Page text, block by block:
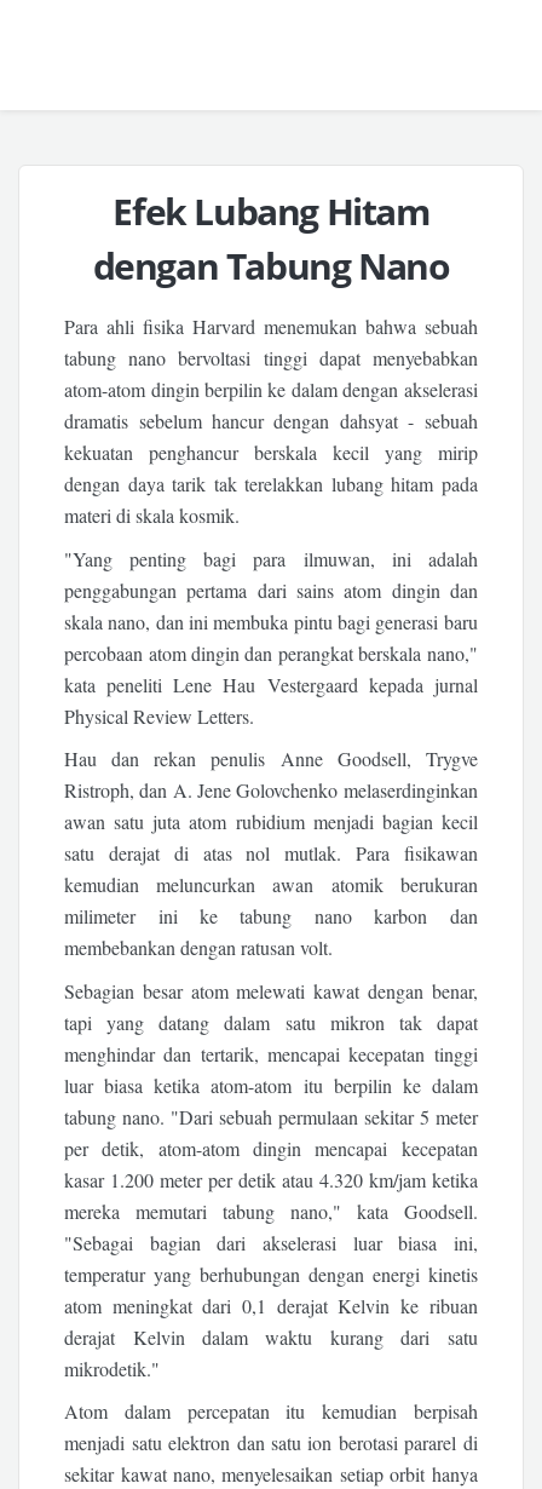
Efek Lubang Hitam
dengan Tabung Nano
Para ahli fisika Harvard menemukan bahwa sebuah
tabung nano bervoltasi tinggi dapat menyebabkan
atom-atom dingin berpilin ke dalam dengan akselerasi
dramatis sebelum hancur dengan dahsyat - sebuah
kekuatan penghancur berskala kecil yang mirip
dengan daya tarik tak terelakkan lubang hitam pada
materi di skala kosmik.
"Yang penting bagi para ilmuwan, ini adalah
penggabungan pertama dari sains atom dingin dan
skala nano, dan ini membuka pintu bagi generasi baru
percobaan atom dingin dan perangkat berskala nano,"
kata peneliti Lene Hau Vestergaard kepada jurnal
Physical Review Letters.
Hau dan rekan penulis Anne Goodsell, Trygve
Ristroph, dan A. Jene Golovchenko melaserdinginkan
awan satu juta atom rubidium menjadi bagian kecil
satu derajat di atas nol mutlak. Para fisikawan
kemudian meluncurkan awan atomik berukuran
milimeter ini ke tabung nano karbon dan
membebankan dengan ratusan volt.
Sebagian besar atom melewati kawat dengan benar,
tapi yang datang dalam satu mikron tak dapat
menghindar dan tertarik, mencapai kecepatan tinggi
luar biasa ketika atom-atom itu berpilin ke dalam
tabung nano. "Dari sebuah permulaan sekitar 5 meter
per detik, atom-atom dingin mencapai kecepatan
kasar 1.200 meter per detik atau 4.320 km/jam ketika
mereka memutari tabung nano," kata Goodsell.
"Sebagai bagian dari akselerasi luar biasa ini,
temperatur yang berhubungan dengan energi kinetis
atom meningkat dari 0,1 derajat Kelvin ke ribuan
derajat Kelvin dalam waktu kurang dari satu
mikrodetik."
Atom dalam percepatan itu kemudian berpisah
menjadi satu elektron dan satu ion berotasi pararel di
sekitar kawat nano, menyelesaikan setiap orbit hanya